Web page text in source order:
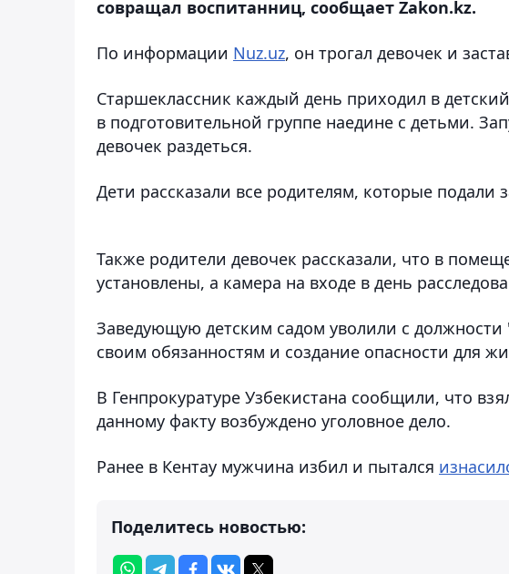
совращал воспитанниц, сообщает Zakon.kz.
По информации Nuz.uz, он трогал девочек и
Старшеклассник каждый день приходил в
в подготовительной группе наедине с детьми.
девочек раздеться.
Дети рассказали все родителям, которые подали
Также родители девочек рассказали, что в
установлены, а камера на входе в день
Заведующую детским садом уволили с должности
своим обязанностям и создание опасности для
В Генпрокуратуре Узбекистана сообщили, что
данному факту возбуждено уголовное дело.
Ранее в Кентау мужчина избил и пытался
Поделитесь новостью: